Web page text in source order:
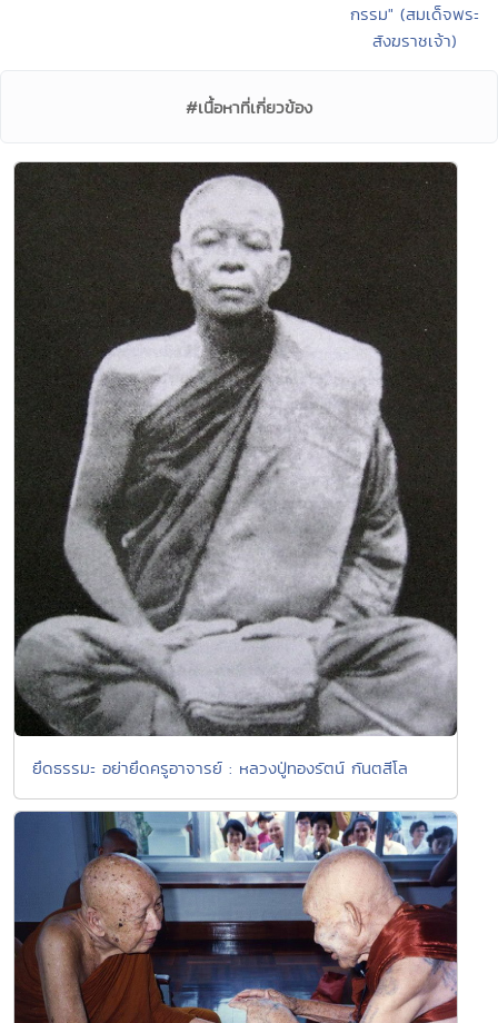
กรรม" (สมเด็จพระ
สังฆราชเจ้า)
#เนื้อหาที่เกี่ยวข้อง
ยึดธรรมะ อย่ายึดครูอาจารย์ : หลวงปู่ทองรัตน์ กันตสีโล